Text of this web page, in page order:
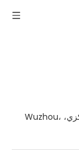
متجر 66، الطابق 3، رقم 69، طريق Xihuan المركزي، Wuzhou،